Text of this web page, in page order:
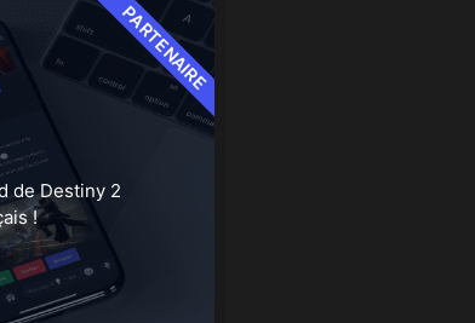
de Destiny 2
!
PARTENAIRE